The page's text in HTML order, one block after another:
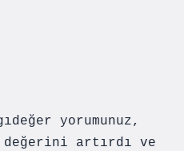
yorumunuz,
değerini artırdı ve